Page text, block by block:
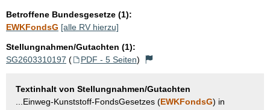
Betroffene Bundesgesetze (1):
EWKFondsG [alle RV hierzu]
Stellungnahmen/Gutachten (1):
SG2603310197 ( PDF - 5 Seiten)
Textinhalt von Stellungnahmen/Gutachten
...Einweg-Kunststoff-FondsGesetzes (EWKFondsG) in